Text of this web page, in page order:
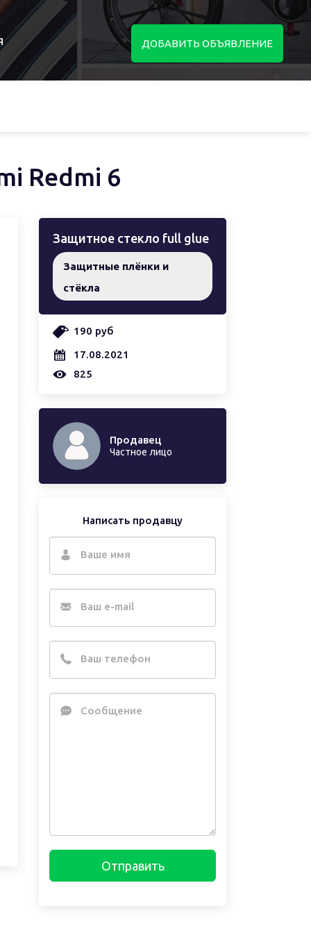
ДОБАВИТЬ ОБЪЯВЛЕНИЕ
Redmi 6
Защитное стекло full glue
Защитные плёнки и
стёкла
190 руб
17.08.2021
825
Продавец
Частное лицо
Написать продавцу
Ваше имя
Ваш e-mail
Ваш телефон
Сообщение
Отправить